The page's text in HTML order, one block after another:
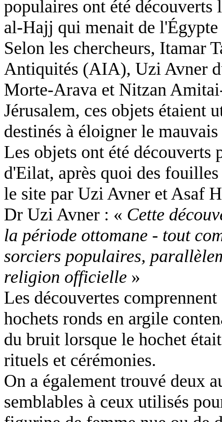
populaires ont été
al-Hajj qui menait de l'Égypte
Selon les chercheurs, Itamar
Antiquités (AIA), Uzi Avner
Morte-Arava et Nitzan
Jérusalem, ces objets étaient
destinés à éloigner le
Les objets ont été
d'Eilat, après quoi des
le site par Uzi Avner et Asaf
Dr Uzi Avner : « Cette
la période ottomane - tout
sorciers populaires,
religion officielle »
Les découvertes
hochets ronds en argile
du bruit lorsque le hochet
rituels et cérémonies.
On a également trouvé deux
semblables à ceux utilisés